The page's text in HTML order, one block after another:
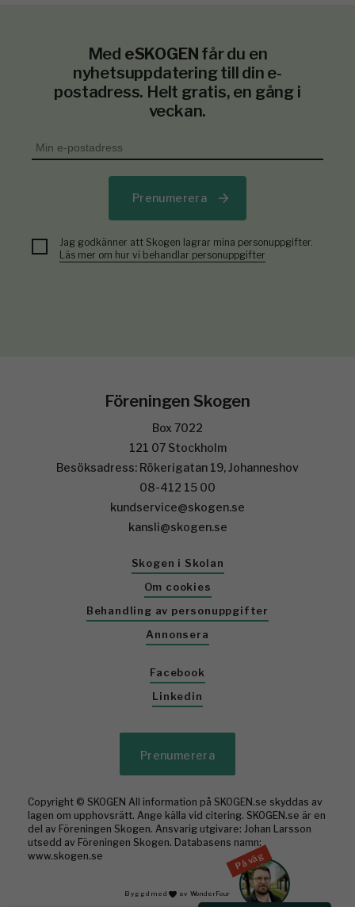
Med eSKOGEN får du en
nyhetsuppdatering till din e-
postadress. Helt gratis, en gång i
veckan.
Prenumerera
Jag godkänner att Skogen lagrar mina personuppgifter.
Läs mer om hur vi behandlar personuppgifter
På väg
Föreningen Skogen
Box 7022
121 07 Stockholm
Besöksadress: Rökerigatan 19, Johanneshov
08-412 15 00
kundservice@skogen.se
kansli@skogen.se
Skogen i Skolan
Om cookies
Behandling av personuppgifter
Annonsera
Facebook
Linkedin
Prenumerera
Copyright © SKOGEN All information på SKOGEN.se skyddas av
lagen om upphovsrätt. Ange källa vid citering. SKOGEN.se är en
del av Föreningen Skogen. Ansvarig utgivare: Johan Larsson
utsedd av Föreningen Skogen. Databasens namn:
www.skogen.se
Byggd med av WonderFour